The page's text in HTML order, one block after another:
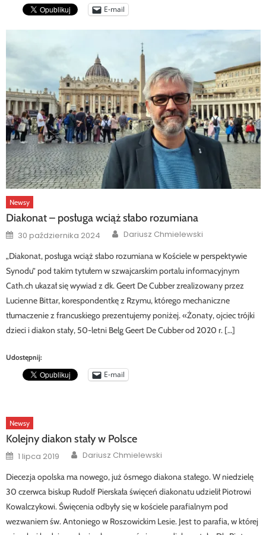
E-mail
Newsy
Diakonat – posługa wciąż słabo rozumiana
Posted
on
30 października 2024 Author
Dariusz Chmielewski
„Diakonat, posługa wciąż słabo rozumiana w Kościele w perspektywie
Synodu” pod takim tytułem w szwajcarskim portalu informacyjnym
Cath.ch ukazał się wywiad z dk. Geert De Cubber zrealizowany przez
Lucienne Bittar, korespondentkę z Rzymu, którego mechaniczne
tłumaczenie z francuskiego prezentujemy poniżej. «Żonaty, ojciec trójki
dzieci i diakon stały, 50-letni Belg Geert De Cubber od 2020 r. […]
Udostępnij:
E-mail
Newsy
Kolejny diakon stały w Polsce
Posted
on
1 lipca 2019 Author
Dariusz Chmielewski
Diecezja opolska ma nowego, już ósmego diakona stałego. W niedzielę
30 czerwca biskup Rudolf Pierskała święceń diakonatu udzielił Piotrowi
Kowalczykowi. Święcenia odbyły się w kościele parafialnym pod
wezwaniem św. Antoniego w Roszowickim Lesie. Jest to parafia, w której